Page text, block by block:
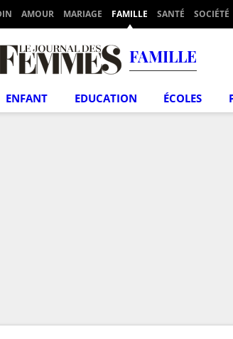
AMOUR MARIAGE FAMILLE SANTÉ SOCIÉTÉ
FAMILLE
ENFANT EDUCATION ÉCOLES